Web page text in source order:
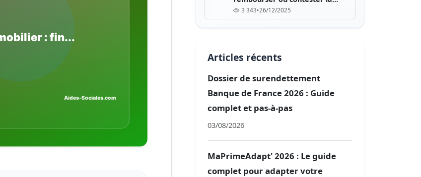
dette ?
3 343•26/12/2025
Articles récents
Dossier de surendettement
Banque de France 2026 : Guide
complet et pas-à-pas
03/08/2026
MaPrimeAdapt' 2026 : Le guide
complet pour adapter votre